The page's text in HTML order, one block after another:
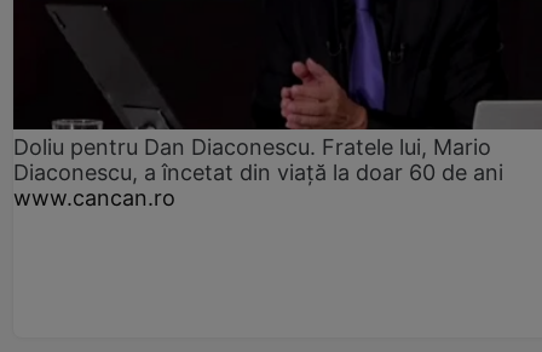
Doliu pentru Dan Diaconescu. Fratele lui, Mario
Diaconescu, a încetat din viață la doar 60 de ani
www.cancan.ro